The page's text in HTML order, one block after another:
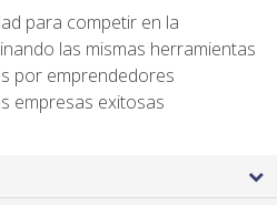
para competir en la
las mismas herramientas
por emprendedores
empresas exitosas